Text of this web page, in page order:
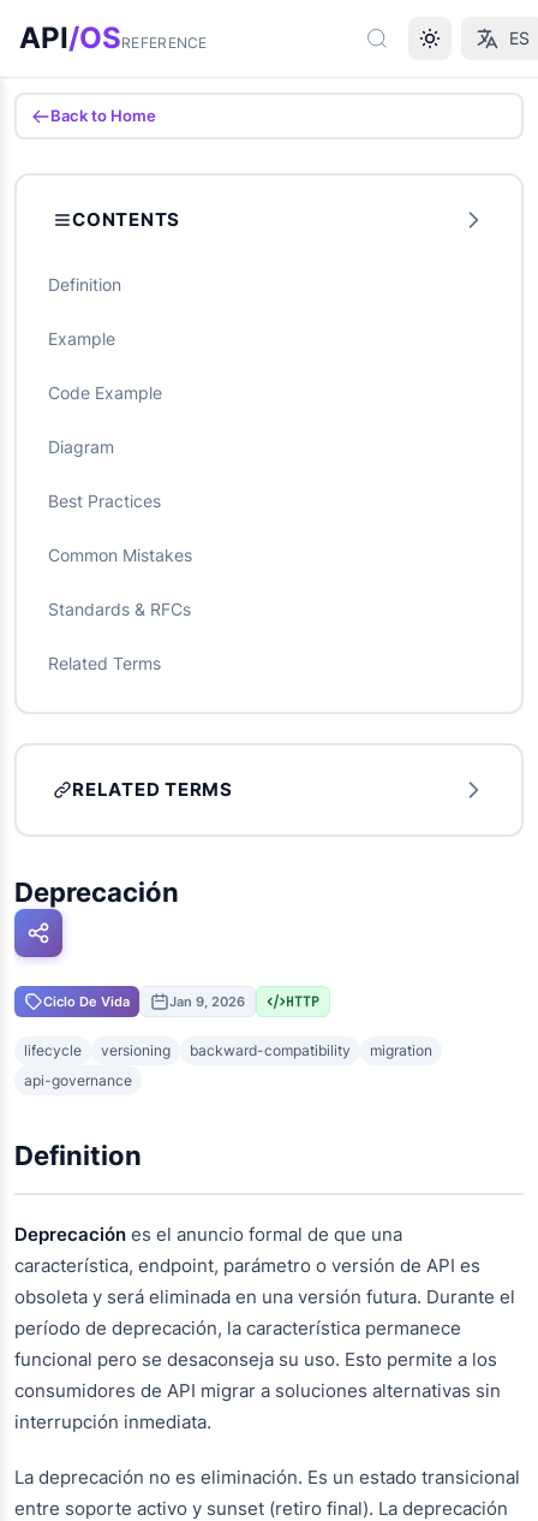
API/OSREFERENCE ES
Deprecación
Ciclo De Vida Jan 9, 2026 HTTP
lifecycle versioning backward-compatibility
migration
api-governance
Definition
Deprecación es el anuncio formal de que una
característica, endpoint, parámetro o versión de API es
obsoleta y será eliminada en una versión futura. Durante el
período de deprecación, la característica permanece
funcional pero se desaconseja su uso. Esto permite a los
consumidores de API migrar a soluciones alternativas sin
interrupción inmediata.
La deprecación no es eliminación. Es un estado transicional
entre soporte activo y sunset (retiro final). La deprecación
Back to Home
CONTENTS
Definition
Example
Code Example
Diagram
Best Practices
Common Mistakes
Standards & RFCs
Related Terms
RELATED TERMS